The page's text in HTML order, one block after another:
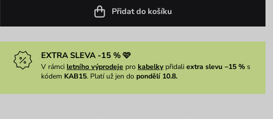
Přidat do košíku
EXTRA SLEVA -15 % 🩷
V rámci letního výprodeje pro kabelkypřidali extra slevu −15 %s
kódem KAB15. Platí už jen do pondělí 10.8.